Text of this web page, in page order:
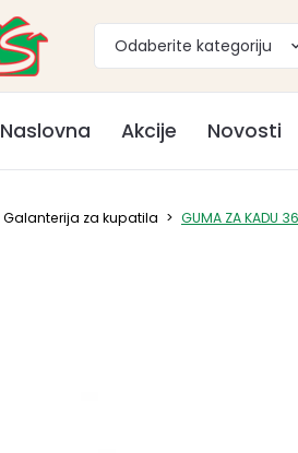
Odaberite kategoriju
Naslovna Akcije Novosti
Galanterija za kupatila > GUMA ZA KADU